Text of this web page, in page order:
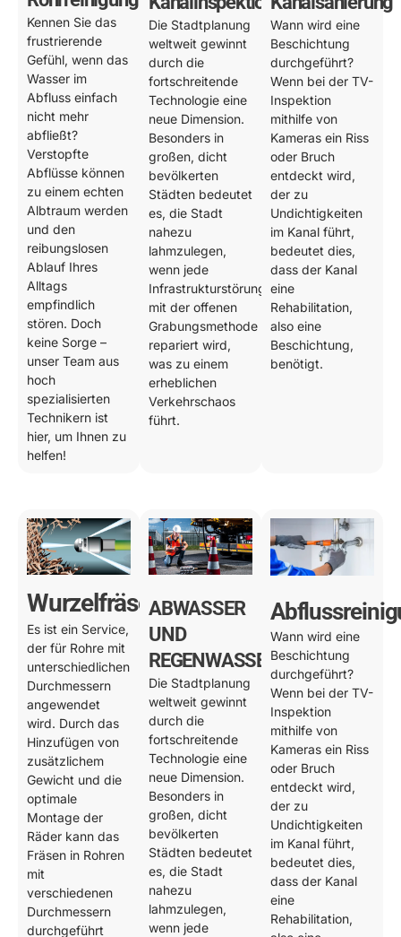
Kennen Sie das
frustrierende
Gefühl, wenn das
Wasser im
Abfluss einfach
nicht mehr
abfließt?
Verstopfte
Abflüsse können
zu einem echten
Albtraum werden
und den
reibungslosen
Ablauf Ihres
Alltags
empfindlich
stören. Doch
keine Sorge –
unser Team aus
hoch
spezialisierten
Technikern ist
hier, um Ihnen zu
helfen!
Die Stadtplanung
weltweit gewinnt
durch die
fortschreitende
Technologie eine
neue Dimension.
Besonders in
großen, dicht
bevölkerten
Städten bedeutet
es, die Stadt
nahezu
lahmzulegen,
wenn jede
Infrastrukturstörung
mit der offenen
Grabungsmethode
repariert wird,
was zu einem
erheblichen
Verkehrschaos
führt.
Wann wird eine
Beschichtung
durchgeführt?
Wenn bei der TV-
Inspektion
mithilfe von
Kameras ein Riss
oder Bruch
entdeckt wird,
der zu
Undichtigkeiten
im Kanal führt,
bedeutet dies,
dass der Kanal
eine
Rehabilitation,
also eine
Beschichtung,
benötigt.
Wurzelfräsen
Es ist ein Service,
der für Rohre mit
unterschiedlichen
Durchmessern
angewendet
wird. Durch das
Hinzufügen von
zusätzlichem
Gewicht und die
optimale
Montage der
Räder kann das
Fräsen in Rohren
mit
verschiedenen
Durchmessern
durchgeführt
ABWASSER
UND
REGENWASSER
Die Stadtplanung
weltweit gewinnt
durch die
fortschreitende
Technologie eine
neue Dimension.
Besonders in
großen, dicht
bevölkerten
Städten bedeutet
es, die Stadt
nahezu
lahmzulegen,
wenn jede
Wann wird eine
Beschichtung
durchgeführt?
Wenn bei der TV-
Inspektion
mithilfe von
Kameras ein Riss
oder Bruch
entdeckt wird,
der zu
Undichtigkeiten
im Kanal führt,
bedeutet dies,
dass der Kanal
eine
Rehabilitation,